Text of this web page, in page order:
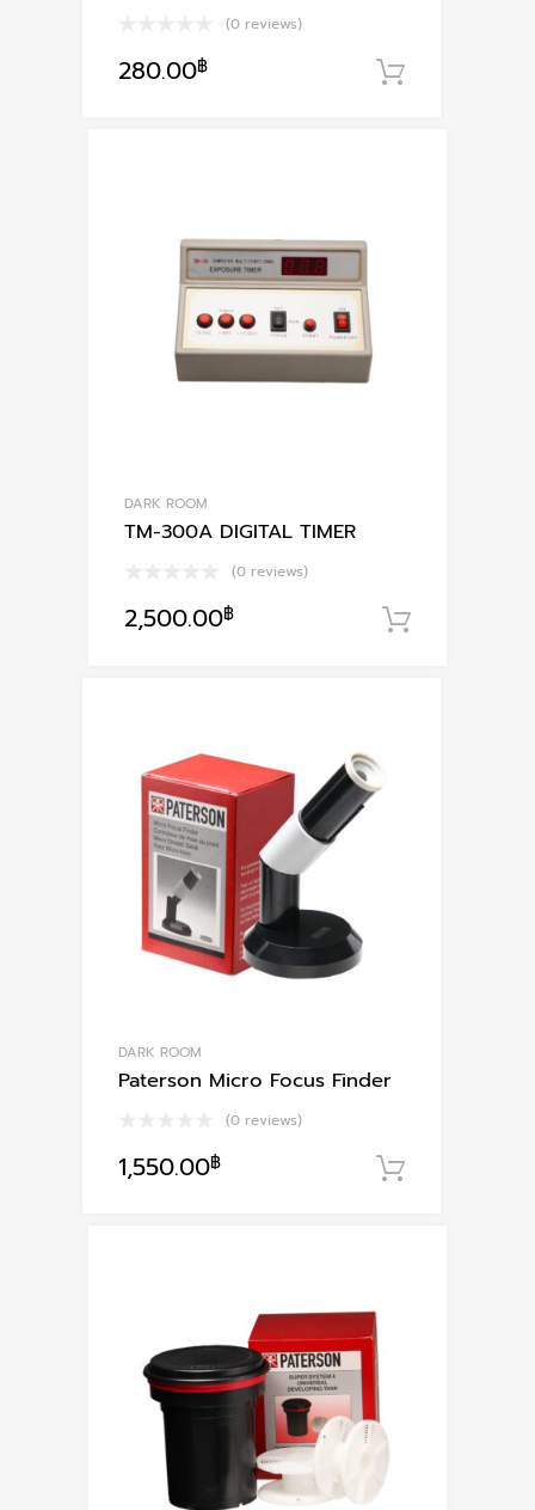
(0 reviews)
280.00฿
DARK ROOM
TM-300A DIGITAL TIMER
(0 reviews)
2,500.00฿
DARK ROOM
Paterson Micro Focus Finder
(0 reviews)
1,550.00฿